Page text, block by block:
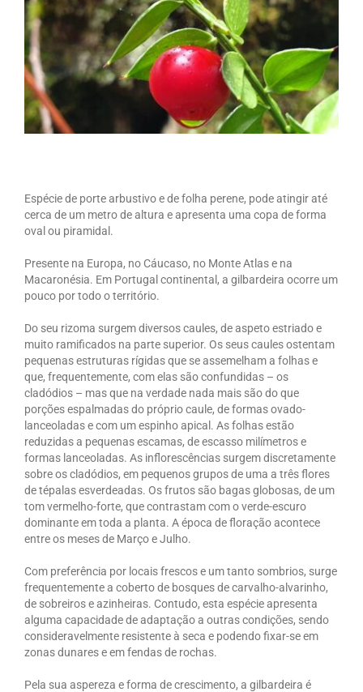
Espécie de porte arbustivo e de folha perene, pode atingir até
cerca de um metro de altura e apresenta uma copa de forma
oval ou piramidal.
Presente na Europa, no Cáucaso, no Monte Atlas e na
Macaronésia. Em Portugal continental, a gilbardeira ocorre um
pouco por todo o território.
Do seu rizoma surgem diversos caules, de aspeto estriado e
muito ramificados na parte superior. Os seus caules ostentam
pequenas estruturas rígidas que se assemelham a folhas e
que, frequentemente, com elas são confundidas – os
cladódios – mas que na verdade nada mais são do que
porções espalmadas do próprio caule, de formas ovado-
lanceoladas e com um espinho apical. As folhas estão
reduzidas a pequenas escamas, de escasso milímetros e
formas lanceoladas. As inflorescências surgem discretamente
sobre os cladódios, em pequenos grupos de uma a três flores
de tépalas esverdeadas. Os frutos são bagas globosas, de um
tom vermelho-forte, que contrastam com o verde-escuro
dominante em toda a planta. A época de floração acontece
entre os meses de Março e Julho.
Com preferência por locais frescos e um tanto sombrios, surge
frequentemente a coberto de bosques de carvalho-alvarinho,
de sobreiros e azinheiras. Contudo, esta espécie apresenta
alguma capacidade de adaptação a outras condições, sendo
consideravelmente resistente à seca e podendo fixar-se em
zonas dunares e em fendas de rochas.
Pela sua aspereza e forma de crescimento, a gilbardeira é